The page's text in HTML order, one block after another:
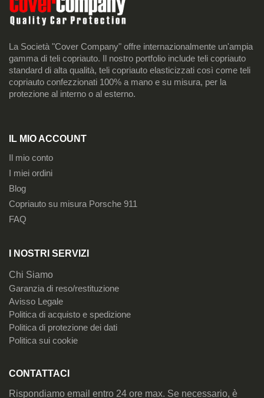
La Società "Cover Company" offre internazionalmente un'ampia
gamma di teli copriauto. Il nostro portfolio include teli copriauto
standard di alta qualità, teli copriauto elasticizzati così come teli
copriauto confezzionati 100% a mano e su misura, per la
protezione al interno o al esterno.
IL MIO ACCOUNT
Il mio conto
I miei ordini
Blog
Copriauto su misura Porsche 911
FAQ
I NOSTRI SERVIZI
Chi Siamo
Garanzia di reso/restituzione
Avisso Legale
Politica di acquisto e spedizione
Politica di protezione dei dati
Politica sui cookie
CONTATTACI
Rispondiamo email entro 24 ore max. Se necessario, è